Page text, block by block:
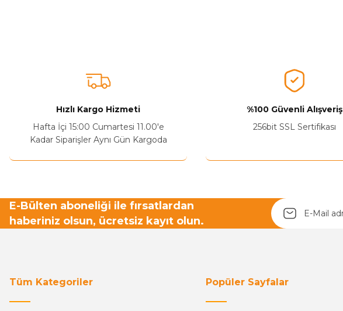
Hızlı Kargo Hizmeti
Hafta İçi 15:00 Cumartesi 11.00'e
Kadar Siparişler Aynı Gün Kargoda
%100 Güvenli Alışveriş
256bit SSL Sertifikası
E-Bülten aboneliği ile fırsatlardan
haberiniz olsun, ücretsiz kayıt olun.
Tüm Kategoriler Popüler Sayfalar